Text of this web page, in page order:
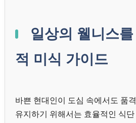
일상의 웰니스
적 미식 가이드
바쁜 현대인이 도심 속에서도 품
유지하기 위해서는 효율적인 식단